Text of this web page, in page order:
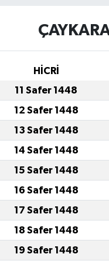
HİCRİ
11 Safer 1448
12 Safer 1448
13 Safer 1448
14 Safer 1448
15 Safer 1448
16 Safer 1448
17 Safer 1448
18 Safer 1448
19 Safer 1448